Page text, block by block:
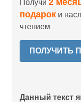
Получи 2
подарок и
чтением
ПОЛУЧИТЬ
Данный текст